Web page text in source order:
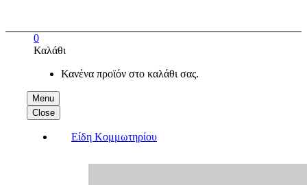
Menu
Close
Είδη Κομμωτηρίου
0
Καλάθι
Κανένα προϊόν στο καλάθι σας.